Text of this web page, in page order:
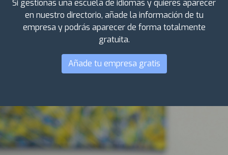
Si gestionas una escuela de idiomas y quieres aparecer
en nuestro directorio, añade la información de tu
empresa y podrás aparecer de forma totalmente
gratuita.
Añade tu empresa gratis